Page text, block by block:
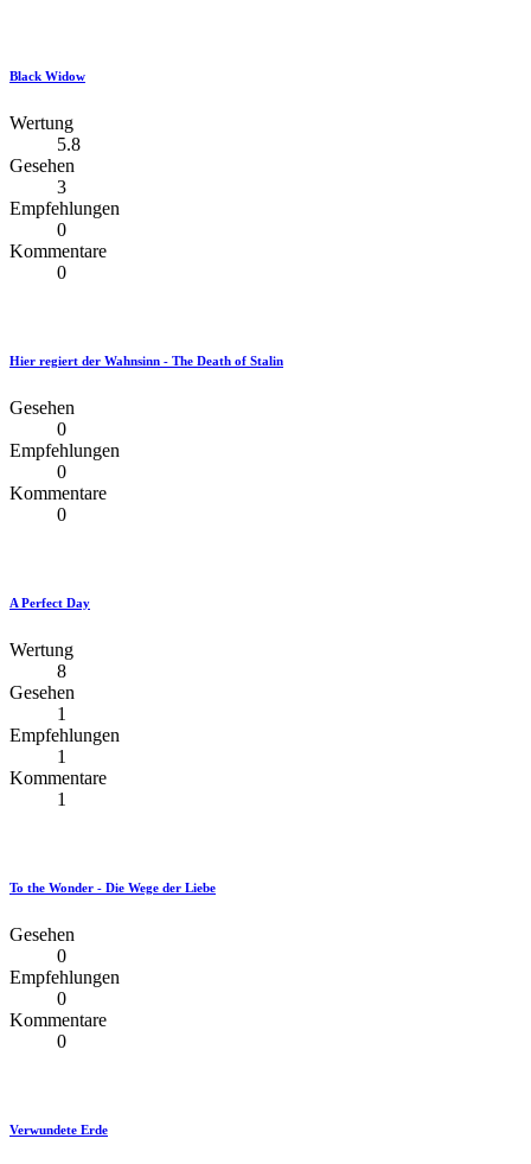
Black Widow
Wertung
5.8
Gesehen
3
Empfehlungen
0
Kommentare
0
Hier regiert der Wahnsinn - The Death of Stalin
Gesehen
0
Empfehlungen
0
Kommentare
0
A Perfect Day
Wertung
8
Gesehen
1
Empfehlungen
1
Kommentare
1
To the Wonder - Die Wege der Liebe
Gesehen
0
Empfehlungen
0
Kommentare
0
Verwundete Erde